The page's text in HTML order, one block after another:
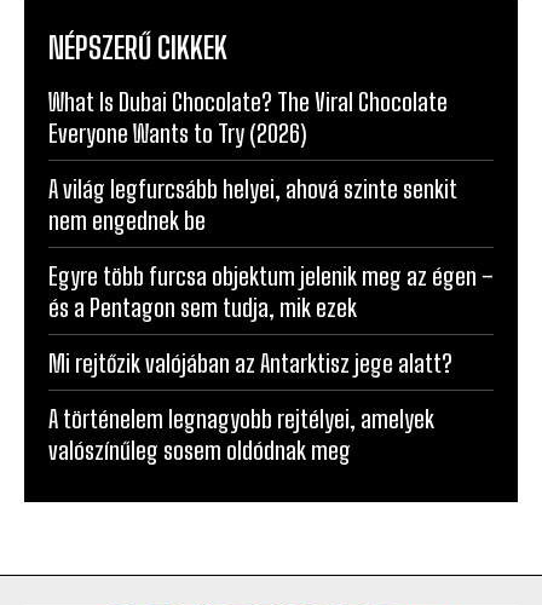
NÉPSZERŰ CIKKEK
What Is Dubai Chocolate? The Viral Chocolate
Everyone Wants to Try (2026)
A világ legfurcsább helyei, ahová szinte senkit
nem engednek be
Egyre több furcsa objektum jelenik meg az égen –
és a Pentagon sem tudja, mik ezek
Mi rejtőzik valójában az Antarktisz jege alatt?
A történelem legnagyobb rejtélyei, amelyek
valószínűleg sosem oldódnak meg